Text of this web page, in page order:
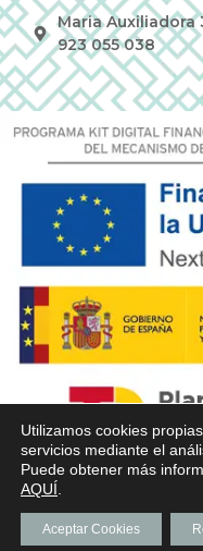
Maria Auxiliadora
923 055 038
Utilizamos cookies
servicios mediante el
Puede obtener más
AQUÍ
Aceptar Cookies